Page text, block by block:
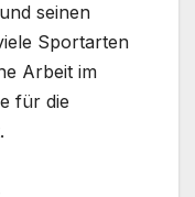
seinen
Sportarten
Arbeit im
für die